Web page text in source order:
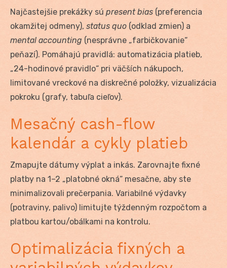
Najčastejšie prekážky sú present bias (preferencia
okamžitej odmeny), status quo (odklad zmien) a
mental accounting (nesprávne „farbičkovanie“
peňazí). Pomáhajú pravidlá: automatizácia platieb,
„24-hodinové pravidlo“ pri väčších nákupoch,
limitované vreckové na diskrečné položky, vizualizácia
pokroku (grafy, tabuľa cieľov).
Mesačný cash-flow
kalendár a cykly platieb
Zmapujte dátumy výplat a inkás. Zarovnajte fixné
platby na 1–2 „platobné okná“ mesačne, aby ste
minimalizovali prečerpania. Variabilné výdavky
(potraviny, palivo) limitujte týždenným rozpočtom a
platbou kartou/obálkami na kontrolu.
Optimalizácia fixných a